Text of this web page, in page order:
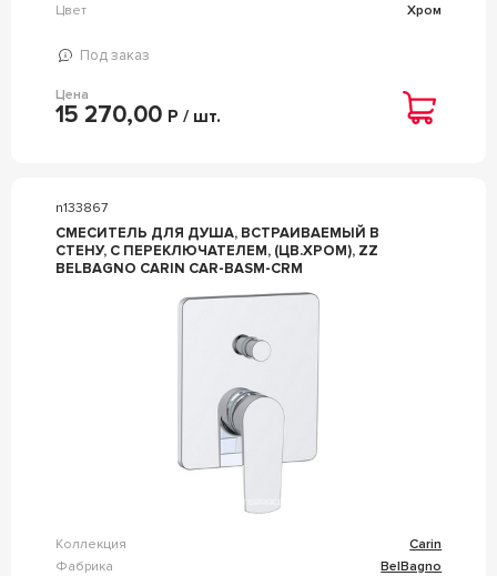
Цвет Хром
Под заказ
Цена
15 270,00 Р / шт.
n133867
СМЕСИТЕЛЬ ДЛЯ ДУША, ВСТРАИВАЕМЫЙ В
СТЕНУ, С ПЕРЕКЛЮЧАТЕЛЕМ, (ЦВ.ХРОМ), ZZ
BELBAGNO CARIN CAR-BASM-CRM
Коллекция
Carin
Фабрика
BelBagno